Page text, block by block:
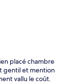
placé chambre
gentil et mention
vallu le coût.